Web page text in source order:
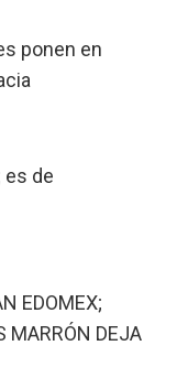
ponen en
es de
EDOMEX;
MARRÓN DEJA